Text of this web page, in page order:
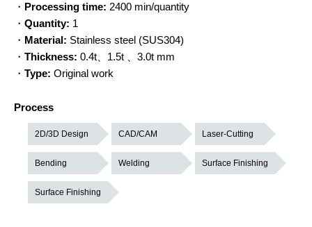
・ Processing time: 2400 min/quantity
・ Quantity: 1
・ Material: Stainless steel (SUS304)
・ Thickness: 0.4t、1.5t 、3.0t mm
・ Type: Original work
Process
2D/3D Design CAD/CAM Laser-Cutting
Bending Welding Surface Finishing
Surface Finishing